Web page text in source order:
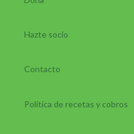
Hazte socio
Contacto
Política de recetas y cobros